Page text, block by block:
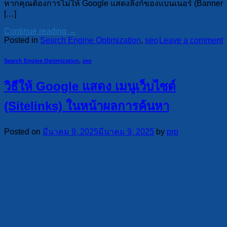
หากคุณต้องการไม่ให้ Google แสดงลิงก์ของแบนเนอร์ (Banner
[…]
Continue reading →
Posted in Search Engine Optimization, seo Leave a comment
Search Engine Optimization, seo
วิธีให้ Google แสดง เมนูเว็บไซต์
(Sitelinks) ในหน้าผลการค้นหา
Posted on มีนาคม 9, 2025มีนาคม 9, 2025 by prp